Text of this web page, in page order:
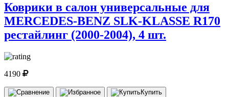
Коврики в салон универсальные для
MERCEDES-BENZ SLK-KLASSE R170
рестайлинг (2000-2004), 4 шт.
4190
Купить